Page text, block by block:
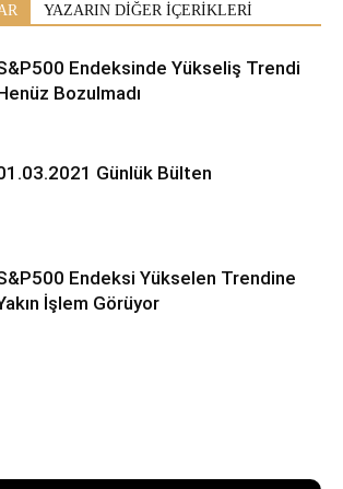
YAZARIN DİĞER İÇERİKLERİ
Endeksinde Yükseliş Trendi
Bozulmadı
Günlük Bülten
Endeksi Yükselen Trendine
İşlem Görüyor